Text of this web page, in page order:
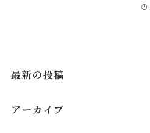
最新の投稿
アーカイブ